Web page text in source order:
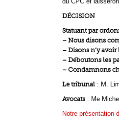
DÉCISION
Statuant par
– Nous disons
– Disons n’y
– Déboutons les
– Condamnons
Le tribunal : M.
Avocats : Me
Notre présentation